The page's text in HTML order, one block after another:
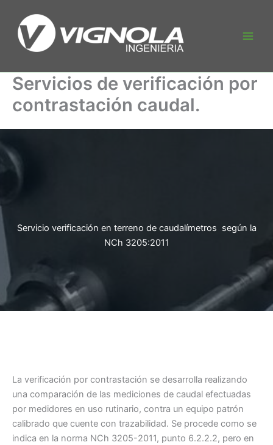
contenido
Servicios de verificación por
contrastación caudal.
Servicio verificación en terreno de caudalímetros según la
NCh 3205:2011
La verificación por contrastación se desarrolla realizando
una comparación de las mediciones de caudal efectuadas
por medidores en uso rutinario, contra un equipo patrón
calibrado que cuente con trazabilidad. Se procede como se
indica en la norma NCh 3205-2011, punto 6.2.2.2, pero en